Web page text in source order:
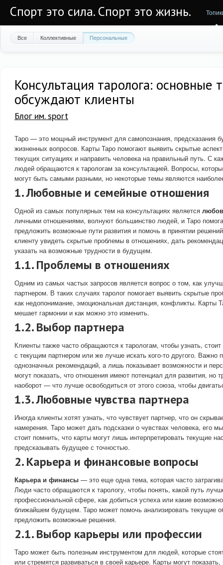
Спорт это сила. Спорт это жизнь.
Все Коллективные Персональные
Консультация таролога: основные
обсуждают клиенты
Блог им. sport
Таро — это мощный инструмент для самопознания, предсказания
жизненных вопросов. Карты Таро помогают выявить скрытые
текущих ситуациях и направить человека на правильный путь. С
людей обращаются к тарологам за консультацией. Вопросы,
могут быть самыми разными, но некоторые темы являются
1. Любовные и семейные отношения
Одной из самых популярных тем на консультациях является
личными отношениями, волнуют большинство людей, и Таро
предложить возможные пути развития и помочь в принятии
клиенту увидеть скрытые проблемы в отношениях, дать
указать на возможные трудности в будущем.
1.1. Проблемы в отношениях
Одним из самых частых запросов является вопрос о том, как
партнером. В таких случаях таролог помогает выявить скрытые
как недопонимание, эмоциональная дистанция, конфликты. Карты
мешает гармонии и как можно это изменить.
1.2. Выбор партнера
Клиенты также часто обращаются к тарологам, чтобы узнать,
с текущим партнером или же лучше искать кого-то другого. Важно
однозначных рекомендаций, а лишь показывает возможности и
могут показать, что отношения имеют потенциал для развития, но
наоборот — что лучше освободиться от этого союза, чтобы
1.3. Любовные чувства партнера
Иногда клиенты хотят узнать, что чувствует партнер, что он
намерения. Таро может дать подсказки о чувствах человека, его
стоит помнить, что карты могут лишь интерпретировать текущие
предсказывать будущее с точностью.
2. Карьера и финансовые вопросы
Карьера и финансы — это еще одна тема, которая часто
Люди часто обращаются к тарологу, чтобы понять, какой путь
профессиональной сфере, как добиться успеха или какие
ближайшем будущем. Таро может помочь анализировать текущие
предложить возможные решения.
2.1. Выбор карьеры или профессии
Таро может быть полезным инструментом для людей, которые
или стремятся развиваться в своей карьере. Карты могут